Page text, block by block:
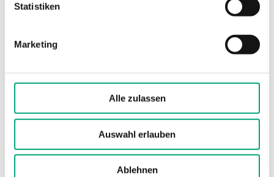
Statistiken
Marketing
Alle zulassen
Auswahl erlauben
Ablehnen
(B x H x T)
Medien
Luft, nicht
brennbare und
nicht aggressive
Gase